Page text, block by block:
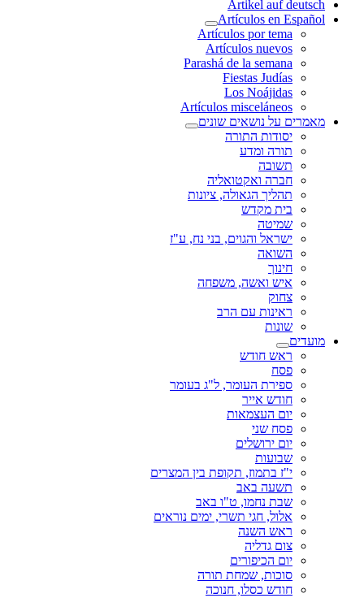
Artikel auf deutsch
Artículos en Español
Artículos por tema
Artículos nuevos
Parashá de la semana
Fiestas Judías
Los Noájidas
Artículos misceláneos
מאמרים על נושאים שונים
יסודות התורה
תורה ומדע
תשובה
חברה ואקטואליה
תהליך הגאולה, ציונות
בית מקדש
שמיטה
ישראל והגוים, בני נח, ע"ז
השואה
חינוך
איש ואשה, משפחה
צחוק
ראינות עם הרב
שונות
מועדים
ראש חודש
פסח
ספירת העומר, ל"ג בעומר
חודש אייר
יום העצמאות
פסח שני
יום ירושלים
שבועות
י"ז בתמוז, תקופת בין המצרים
תשעה באב
שבת נחמו, ט"ו באב
אלול, חגי תשרי, ימים נוראים
ראש השנה
צום גדליה
יום הכיפורים
סוכות, שמחת תורה
חודש כסלו, חנוכה